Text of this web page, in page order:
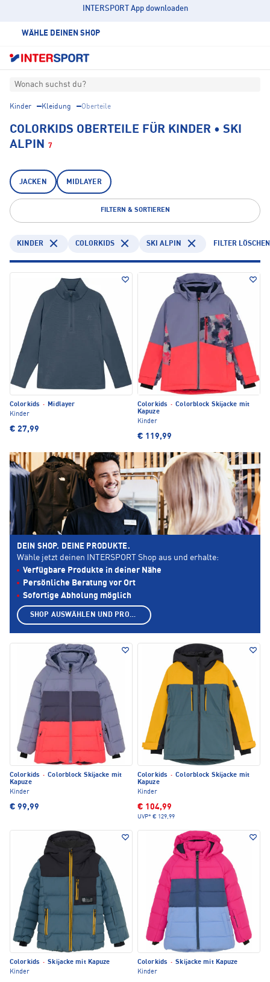
INTERSPORT App downloaden
WÄHLE DEINEN SHOP
Wonach suchst du?
Kinder Kleidung Oberteile
COLORKIDS OBERTEILE FÜR KINDER • SKI
ALPIN 7
JACKEN MIDLAYER
FILTERN & SORTIEREN
KINDER COLORKIDS SKI ALPIN FILTER LÖSCHEN
Colorkids ·
Midlayer
Kinder
€ 27,99
Colorkids · Colorblock Skijacke mit
Kapuze
Kinder
€ 119,99
Colorkids · Colorblock Skijacke mit
Kapuze
Kinder
€ 99,99
Colorkids · Colorblock Skijacke mit
Kapuze
Kinder
€ 104,99
UVP* € 129,99
Colorkids · Skijacke mit Kapuze
Kinder
Colorkids · Skijacke mit Kapuze
Kinder
DEIN SHOP. DEINE PRODUKTE.
Wähle jetzt deinen INTERSPORT Shop aus und erhalte:
Verfügbare Produkte in deiner Nähe
Persönliche Beratung vor Ort
Sofortige Abholung möglich
SHOP AUSWÄHLEN UND PRODUKTE ANZEIGEN